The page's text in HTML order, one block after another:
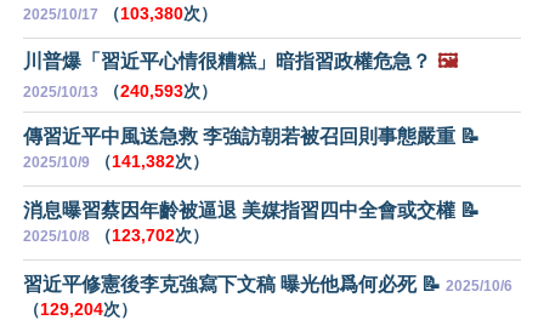
2025/10/17 （103,380次）
川普爆「習近平心情很糟糕」暗指習政權危急？ 🖼️
2025/10/13 （240,593次）
傳習近平中風送急救 李強訪朝若被召回則事態嚴重 📝
2025/10/9 （141,382次）
消息曝習蔡因年齡被逼退 美媒指習四中全會或交權 📝
2025/10/8 （123,702次）
習近平修憲後李克強寫下文稿 曝光他爲何必死 📝 2025/10/6
（129,204次）